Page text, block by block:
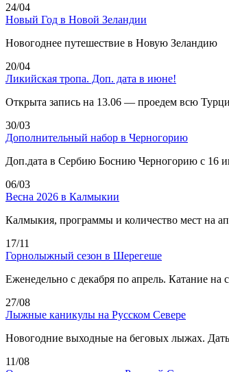
24/04
Новый Год в Новой Зеландии
Новогоднее путешествие в Новую Зеландию
20/04
Ликийская тропа. Доп. дата в июне!
Открыта запись на 13.06 — проедем всю
30/03
Дополнительный набор в Черногорию
Доп.дата в Сербию Боснию Черногорию с 16
06/03
Весна 2026 в Калмыкии
Калмыкия, программы и количество мест на
17/11
Горнолыжный сезон в Шерегеше
Еженедельно с декабря по апрель. Катание
27/08
Лыжные каникулы на Русском Севере
Новогодние выходные на беговых лыжах.
11/08